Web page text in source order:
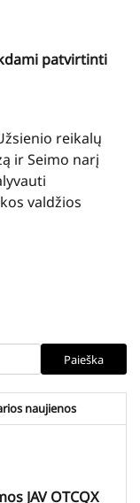
patvirtinti
reikalų
ir Seimo narį
valdžios
Paieška
naujienos
JAV OTCQX